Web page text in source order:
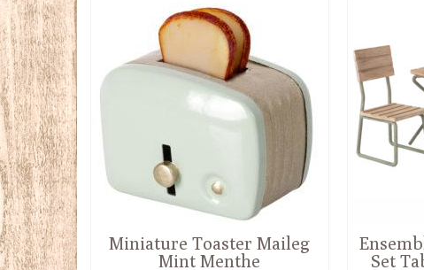
Miniature Toaster Maileg
Mint Menthe
Set